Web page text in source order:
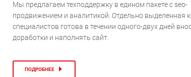
Мы предлагаем техподдержку в едином пакете с seo-
продвижением и аналитикой. Отдельно выделенная
специалистов готова в течении одного-двух дней
доработки и наполнять сайт.
ПОДРОБНЕЕ